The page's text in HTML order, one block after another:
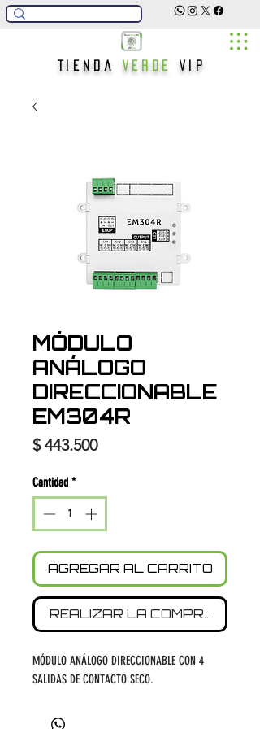
TiendaVerde Vip
MÓDULO
ANÁLOGO
DIRECCIONABLE
EM304R
$ 443.500Precio
Cantidad *
AGREGAR AL CARRITO
REALIZAR LA COMPRA
MÓDULO ANÁLOGO DIRECCIONABLE CON 4
SALIDAS DE CONTACTO SECO.